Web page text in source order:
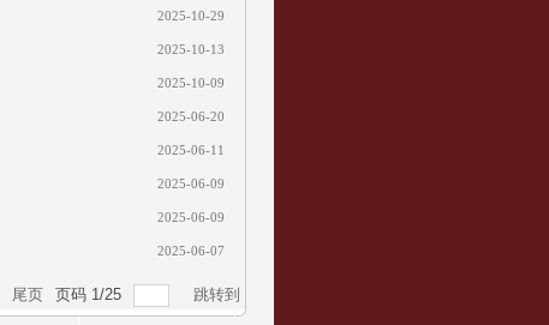
2025-10-29
2025-10-13
2025-10-09
2025-06-20
2025-06-11
2025-06-09
2025-06-09
2025-06-07
尾页 页码 1/25 跳转到